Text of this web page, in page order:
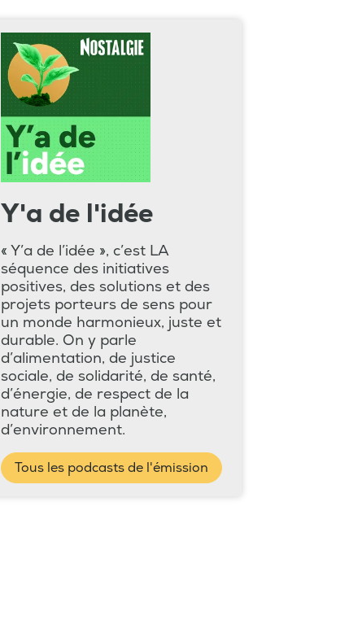
Y'a de l'idée
« Y’a de l’idée », c’est LA
séquence des initiatives
positives, des solutions et des
projets porteurs de sens pour
un monde harmonieux, juste et
durable. On y parle
d’alimentation, de justice
sociale, de solidarité, de santé,
d’énergie, de respect de la
nature et de la planète,
d’environnement.
Tous les podcasts de l'émission